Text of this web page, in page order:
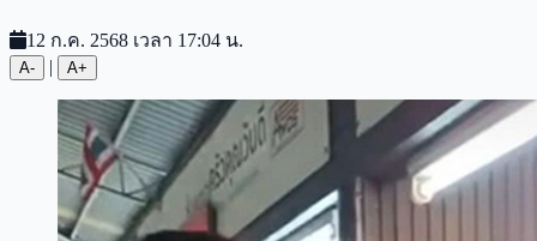
12 ก.ค. 2568 เวลา 17:04 น.
A- | A+